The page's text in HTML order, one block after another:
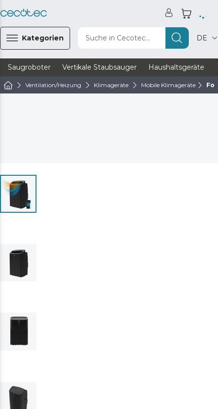
Kategorien Suche in Cecotec... DE
Saugroboter Vertikale Staubsauger Haushaltsgeräte
Ventilation/Heizung Klimageräte Mobile Klimageräte